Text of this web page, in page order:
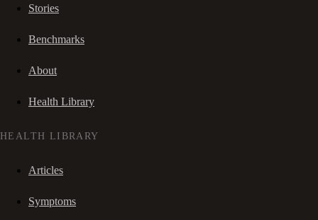
Stories
Benchmarks
About
Health Library
HEALTH LIBRARY
Articles
Symptoms